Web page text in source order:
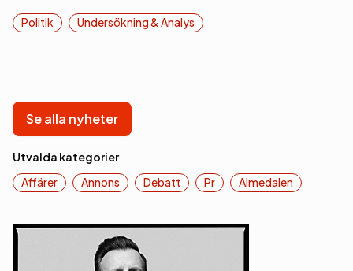
Politik Undersökning & Analys
Se alla nyheter
Utvalda kategorier
Affärer
Annons Debatt Pr Almedalen